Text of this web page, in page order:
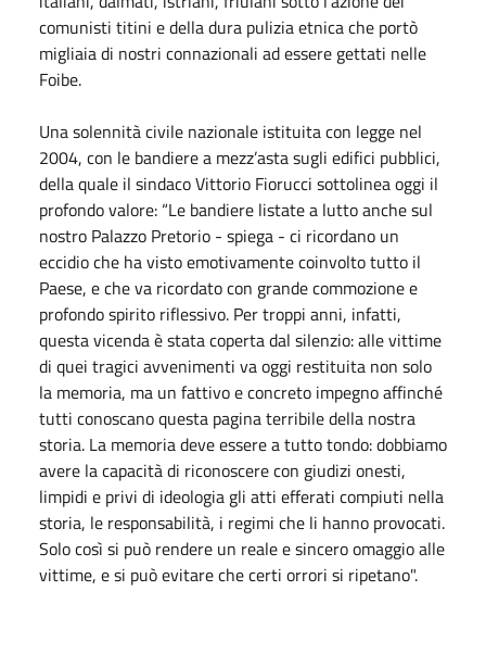
comunisti titini e della dura pulizia etnica che portò
migliaia di nostri connazionali ad essere gettati nelle
Foibe.
Una solennità civile nazionale istituita con legge nel
2004, con le bandiere a mezz’asta sugli edifici pubblici,
della quale il sindaco Vittorio Fiorucci sottolinea oggi il
profondo valore: “Le bandiere listate a lutto anche sul
nostro Palazzo Pretorio - spiega - ci ricordano un
eccidio che ha visto emotivamente coinvolto tutto il
Paese, e che va ricordato con grande commozione e
profondo spirito riflessivo. Per troppi anni, infatti,
questa vicenda è stata coperta dal silenzio: alle vittime
di quei tragici avvenimenti va oggi restituita non solo
la memoria, ma un fattivo e concreto impegno affinché
tutti conoscano questa pagina terribile della nostra
storia. La memoria deve essere a tutto tondo: dobbiamo
avere la capacità di riconoscere con giudizi onesti,
limpidi e privi di ideologia gli atti efferati compiuti nella
storia, le responsabilità, i regimi che li hanno provocati.
Solo così si può rendere un reale e sincero omaggio alle
vittime, e si può evitare che certi orrori si ripetano".